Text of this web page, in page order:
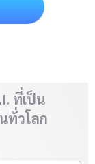
ที่เป็น
ทั่วโลก